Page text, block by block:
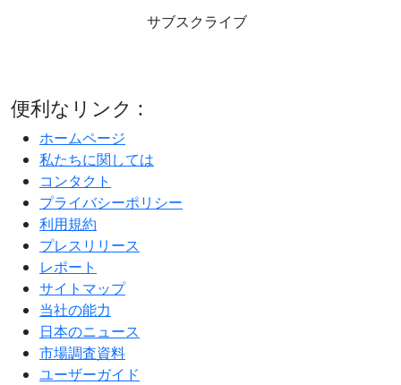
サブスクライブ
便利なリンク :
ホームページ
私たちに関しては
コンタクト
プライバシーポリシー
利用規約
プレスリリース
レポート
サイトマップ
当社の能力
日本のニュース
市場調査資料
ユーザーガイド